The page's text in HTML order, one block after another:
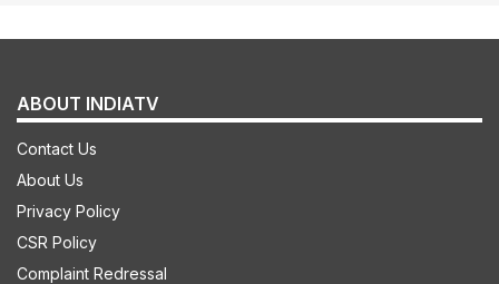
ABOUT INDIATV
Contact Us
About Us
Privacy Policy
CSR Policy
Complaint Redressal